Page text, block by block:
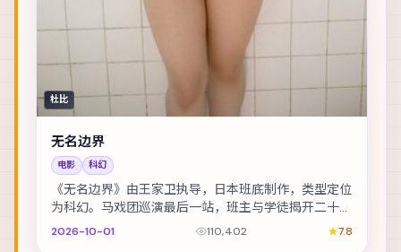
杜比
无名边界
电影 科幻
《无名边界》由王家卫执导，日本班底制作，类型定位
为科幻。马戏团巡演最后一站，班主与学徒揭开二十年
前的旧案。主演包括舒淇、古天乐、桂纶镁 等，表演...
2026-10-01 110,402 7.8